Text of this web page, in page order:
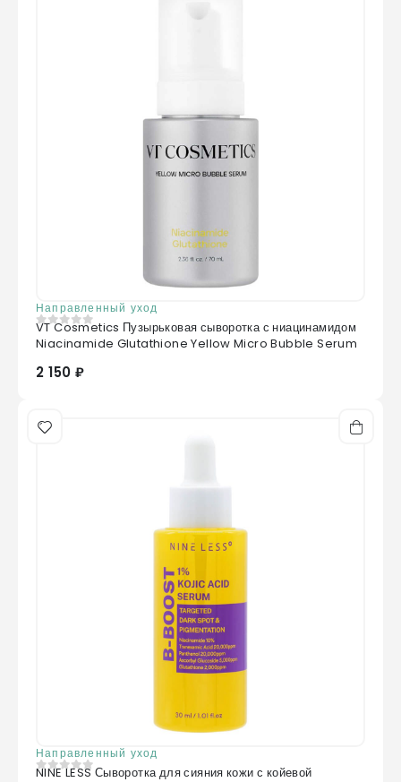
Направленный уход
0 из 5
VT Cosmetics Пузырьковая сыворотка с ниацинамидом
Niacinamide Glutathione Yellow Micro Bubble Serum
2 150 ₽
Направленный уход
0из 5
NINE LESS Сыворотка для сияния кожи с койевой